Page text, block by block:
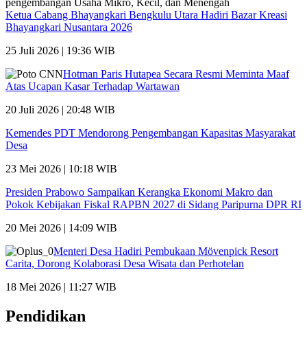
Ketua Cabang Bhayangkari Bengkulu Utara Hadiri Bazar Kreasi
Bhayangkari Nusantara 2026
25 Juli 2026 | 19:36 WIB
Hotman Paris Hutapea Secara Resmi Meminta Maaf
Atas Ucapan Kasar Terhadap Wartawan
20 Juli 2026 | 20:48 WIB
Kemendes PDT Mendorong Pengembangan Kapasitas Masyarakat
Desa
23 Mei 2026 | 10:18 WIB
Presiden Prabowo Sampaikan Kerangka Ekonomi Makro dan
Pokok Kebijakan Fiskal RAPBN 2027 di Sidang Paripurna DPR RI
20 Mei 2026 | 14:09 WIB
Menteri Desa Hadiri Pembukaan Mövenpick Resort
Carita, Dorong Kolaborasi Desa Wisata dan Perhotelan
18 Mei 2026 | 11:27 WIB
Pendidikan